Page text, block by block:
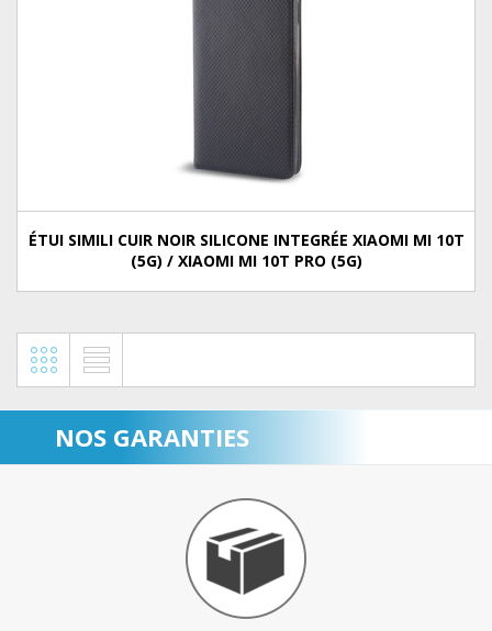
ÉTUI SIMILI CUIR NOIR SILICONE INTEGRÉE XIAOMI MI 10T
(5G) / XIAOMI MI 10T PRO (5G)
NOS GARANTIES